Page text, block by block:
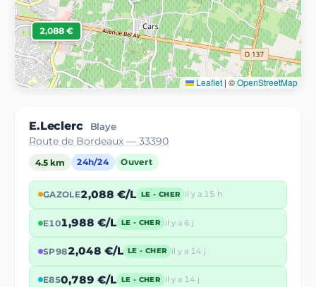
2,088 €
Leaflet | ©OpenStreetMap
E.Leclerc Blaye
Route de Bordeaux — 33390
4.5 km 24h/24 Ouvert
GAZOLE2,088 €/L LE - CHER il y a 15 h
E101,988 €/L LE - CHER il y a 6 j
SP982,048 €/L LE - CHER il y a 14 j
E850,789 €/L LE - CHER il y a 14 j